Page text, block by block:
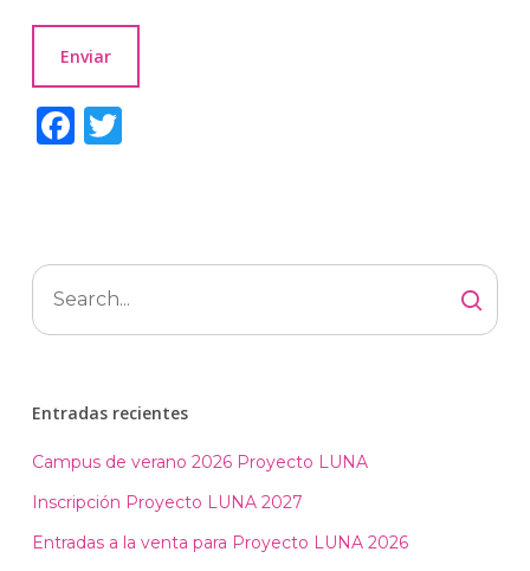
Facebook
Twitter
Entradas recientes
Campus de verano 2026 Proyecto LUNA
Inscripción Proyecto LUNA 2027
Entradas a la venta para Proyecto LUNA 2026